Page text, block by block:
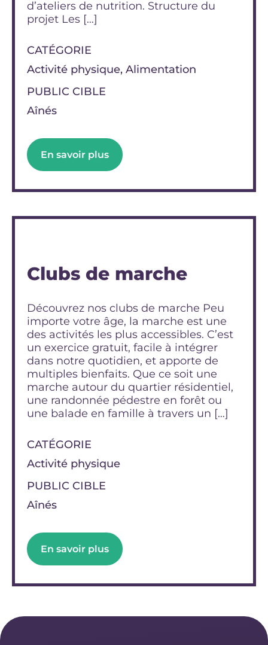
d’ateliers de nutrition. Structure du
projet Les […]
CATÉGORIE
Activité physique, Alimentation
PUBLIC CIBLE
Aînés
En savoir plus
Clubs de marche
Découvrez nos clubs de marche Peu
importe votre âge, la marche est une
des activités les plus accessibles. C’est
un exercice gratuit, facile à intégrer
dans notre quotidien, et apporte de
multiples bienfaits. Que ce soit une
marche autour du quartier résidentiel,
une randonnée pédestre en forêt ou
une balade en famille à travers un […]
CATÉGORIE
Activité physique
PUBLIC CIBLE
Aînés
En savoir plus